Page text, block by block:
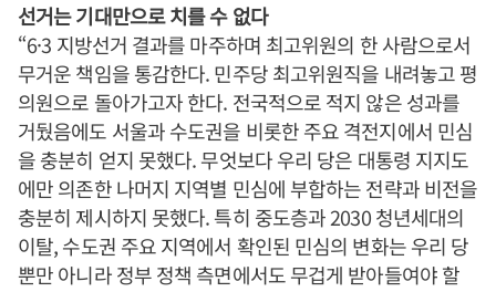
선거는 기대만으로 치를 수 없다
“6·3 지방선거 결과를 마주하며 최고위원의 한 사람으로서
무거운 책임을 통감한다. 민주당 최고위원직을 내려놓고 평
의원으로 돌아가고자 한다. 전국적으로 적지 않은 성과를
거뒀음에도 서울과 수도권을 비롯한 주요 격전지에서 민심
을 충분히 얻지 못했다. 무엇보다 우리 당은 대통령 지지도
에만 의존한 나머지 지역별 민심에 부합하는 전략과 비전을
충분히 제시하지 못했다. 특히 중도층과 2030 청년세대의
이탈, 수도권 주요 지역에서 확인된 민심의 변화는 우리 당
뿐만 아니라 정부 정책 측면에서도 무겁게 받아들여야 할